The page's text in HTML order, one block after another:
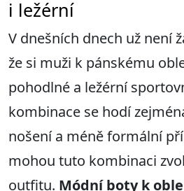
i ležérní
V dnešních dnech už není
že si muži k pánskému
pohodlné a ležérní
kombinace se hodí
nošení a méně formální
mohou tuto kombinaci
outfitu. Módní boty k